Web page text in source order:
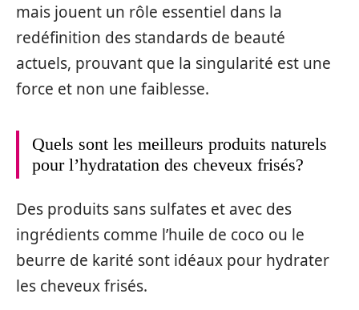
mais jouent un rôle essentiel dans la
redéfinition des standards de beauté
actuels, prouvant que la singularité est une
force et non une faiblesse.
Quels sont les meilleurs produits naturels
pour l’hydratation des cheveux frisés?
Des produits sans sulfates et avec des
ingrédients comme l’huile de coco ou le
beurre de karité sont idéaux pour hydrater
les cheveux frisés.